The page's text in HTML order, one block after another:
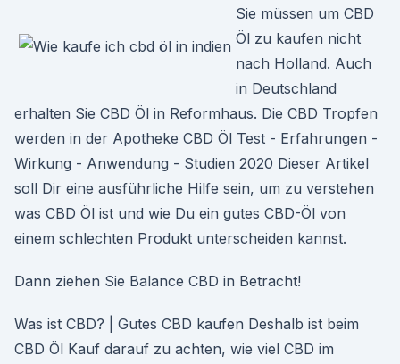
Sie müssen um CBD
Öl zu kaufen nicht
nach Holland. Auch
in Deutschland
erhalten Sie CBD Öl in Reformhaus. Die CBD Tropfen
werden in der Apotheke CBD Öl Test - Erfahrungen -
Wirkung - Anwendung - Studien 2020 Dieser Artikel
soll Dir eine ausführliche Hilfe sein, um zu verstehen
was CBD Öl ist und wie Du ein gutes CBD-Öl von
einem schlechten Produkt unterscheiden kannst.
Dann ziehen Sie Balance CBD in Betracht!
Was ist CBD? | Gutes CBD kaufen Deshalb ist beim
CBD Öl Kauf darauf zu achten, wie viel CBD im